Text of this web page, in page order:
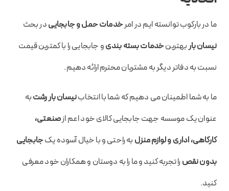
ما در بارکوب توانسته ایم در امرخدمات حمل و جابجاییدر بحث
نیسان بار بهترینخدمات بسته بندیو جابجایی را با کمترین قیمت
نسبت به دفاتر دیگر به مشتریان محترم ارائه دهیم.
ما به شما اطمینان می دهیم که شما با انتخابنیسان بار رشتبه
عنوان یک موسسه جهت جابجایی کالایخود اعم ازصنعتی،
کارگاهی، اداری و لوازم منزل به راحتی و با خیال آسوده یکجابجایی
بدون نقص راتجربه کنید و ما را به دوستان و همکاران خود معرفی
کنید.